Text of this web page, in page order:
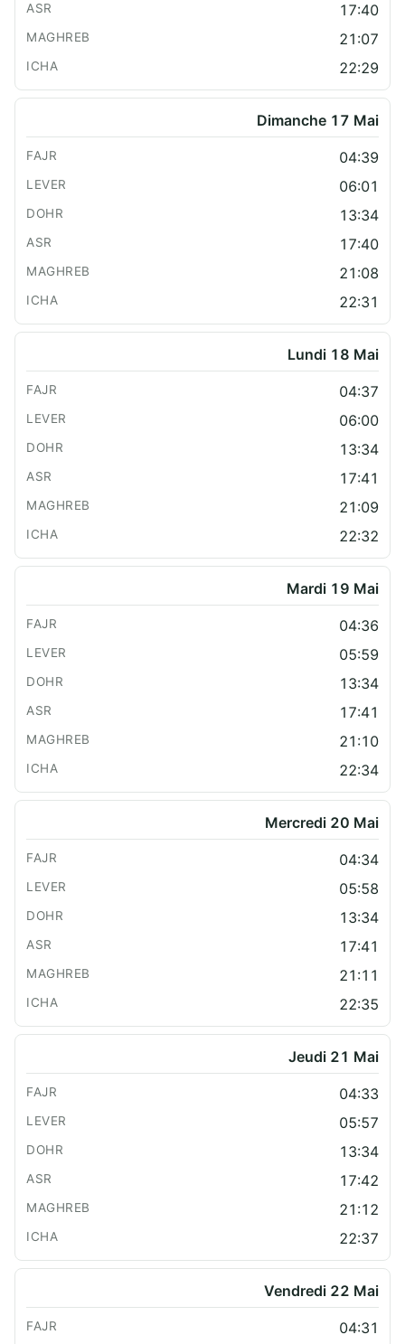
17:40
21:07
22:29
Dimanche 17 Mai
04:39
06:01
13:34
17:40
21:08
22:31
Lundi 18 Mai
04:37
06:00
13:34
17:41
21:09
22:32
Mardi 19 Mai
04:36
05:59
13:34
17:41
21:10
22:34
Mercredi 20 Mai
04:34
05:58
13:34
17:41
21:11
22:35
Jeudi 21 Mai
04:33
05:57
13:34
17:42
21:12
22:37
Vendredi 22 Mai
04:31